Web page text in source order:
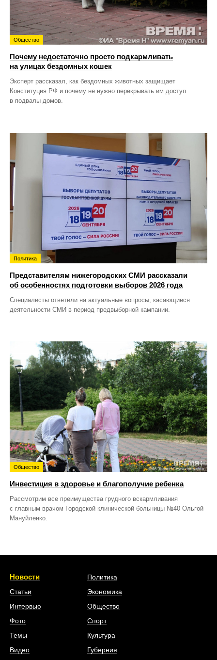
Общество
Почему недостаточно просто подкармливать
на улицах бездомных кошек
Эксперт рассказал, как бездомных животных защищает
Конституция РФ и почему не нужно перекрывать им доступ
в подвалы домов.
Политика
Представителям нижегородских СМИ рассказали
об особенностях подготовки выборов 2026 года
Специалисты ответили на актуальные вопросы, касающиеся
деятельности СМИ в период предвыборной кампании.
Общество
Инвестиция в здоровье и благополучие ребенка
Рассмотрим все преимущества грудного вскармливания
с главным врачом Городской клинической больницы №40 Ольгой
Мануйленко.
Новости
Статьи
Интервью
Фото
Темы
Видео
Политика
Экономика
Общество
Спорт
Культура
Губерния